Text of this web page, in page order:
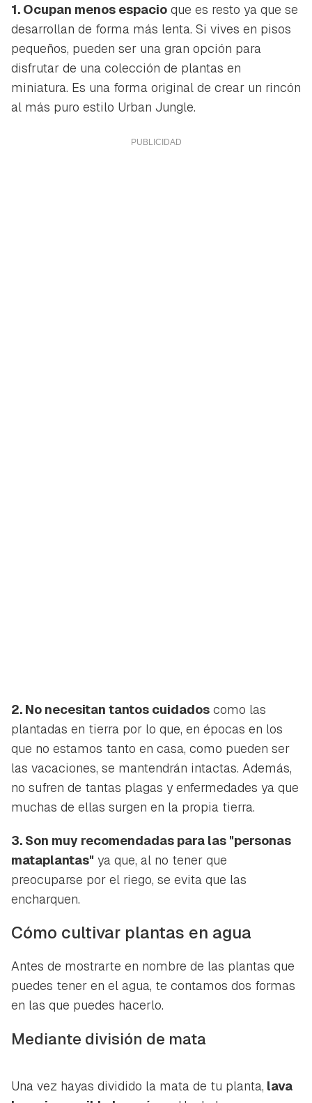
1. Ocupan menos espacio que es resto ya que se
desarrollan de forma más lenta. Si vives en pisos
pequeños, pueden ser una gran opción para
disfrutar de una colección de plantas en
miniatura. Es una forma original de crear un rincón
al más puro estilo Urban Jungle.
2. No necesitan tantos cuidados como las
plantadas en tierra por lo que, en épocas en los
que no estamos tanto en casa, como pueden ser
las vacaciones, se mantendrán intactas. Además,
no sufren de tantas plagas y enfermedades ya que
muchas de ellas surgen en la propia tierra.
3. Son muy recomendadas para las "personas
mataplantas" ya que, al no tener que
preocuparse por el riego, se evita que las
encharquen.
Cómo cultivar plantas en agua
Antes de mostrarte en nombre de las plantas que
puedes tener en el agua, te contamos dos formas
en las que puedes hacerlo.
Mediante división de mata
Una vez hayas dividido la mata de tu planta, lava